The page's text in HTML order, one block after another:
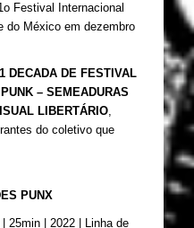
Festival Internacional
do México em dezembro
1 DECADA DE FESTIVAL
– SEMEADURAS
LIBERTÁRIO,
do coletivo que
PUNX
25min | 2022 | Linha de